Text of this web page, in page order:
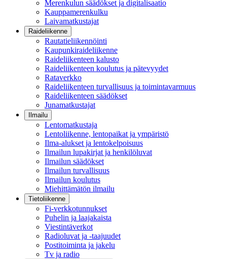
Merenkulun säädökset ja digitalisaatio
Kauppamerenkulku
Laivamatkustajat
Raideliikenne
Rautatieliikennöinti
Kaupunkiraideliikenne
Raideliikenteen kalusto
Raideliikenteen koulutus ja pätevyydet
Rataverkko
Raideliikenteen turvallisuus ja toimintavarmuus
Raideliikenteen säädökset
Junamatkustajat
Ilmailu
Lentomatkustaja
Lentoliikenne, lentopaikat ja ympäristö
Ilma-alukset ja lentokelpoisuus
Ilmailun lupakirjat ja henkilöluvat
Ilmailun säädökset
Ilmailun turvallisuus
Ilmailun koulutus
Miehittämätön ilmailu
Tietoliikenne
Fi-verkkotunnukset
Puhelin ja laajakaista
Viestintäverkot
Radioluvat ja -taajuudet
Postitoiminta ja jakelu
Tv ja radio